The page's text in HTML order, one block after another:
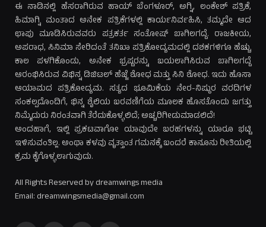
ಈ ನಾಡಿನಲ್ಲಿ ಹೆಸರಾಗಿರುವ ಹಾಯ್ ಬೆಂಗಳೂರ್, ಅಗ್ನಿ, ಲಂಕೇಶ್ ಪತ್ರಿಕೆ,
ಹಿಮಾಗ್ನಿ ಮಂತಾದ ಅನೇಕ ಪತ್ರಿಕೆಗಳಲ್ಲಿ ಕಾರ್ಯನಿರ್ವಹಿಸಿ, ತಮ್ಮದೇ ಆದ
ಛಾಪು ಮೂಡಿಸಿರುವವರು ಪತ್ರಕರ್ತ ಸಂತೋಷ್ ಬಾಗಿಲಗದ್ದೆ. ರಾಜಕೀಯ,
ಅಪರಾಧ, ಸಿನಿಮಾ ಸೇರಿದಂತೆ ತನಿಖಾ ಪತ್ರಿಕೋದ್ಯಮದಲ್ಲಿ ದಶಕಗಳಿಗೂ ಹೆಚ್ಚು
ಕಾಲ ಪಳಗಿಕೊಂಡು, ಅನೇಕ ಭ್ರಷ್ಟರನ್ನು ಬಯಲಾಗಿಸಿರುವ ಬಾಗಿಲಗದ್ದೆ
ಆರಂಭಿಸಿರುವ ವಿಭಿನ್ನ ಡಿಜಿಟಲ್ ಹೆಜ್ಜೆ ಶೋಧ ಮತ್ತು ಸಿನಿ ಶೋಧ. ಇದು ಹೊಸಾ
ಆಯಾಮದ ಪತ್ರಿಕೋದ್ಯಮ. ಸತ್ಯದ ಭೂಮಿಕೆಯ ನೇರ-ನಿಷ್ಠುರ ವರದಿಗಳ
ಸಂಕಲ್ಪದೊಂದಿಗೆ, ಭಿನ್ನ ಶೈಲಿಯ ಬರವಣಿಗೆಯ ಮೂಲಕ ಹೊಸತೊಂದು ಜಗತ್ತು
ನಿಮ್ಮೆದುರು ನಿರಂತವಾಗಿ ತೆರೆದುಕೊಳ್ಳಲಿದೆ; ಅಚ್ಚರಿಗೀಡುಮಾಡಲಿದೆ!
ಅಂದಹಾಗೆ, ಇಲ್ಲಿ ಪ್ರಕಟವಾಗೋ ಯಾವುದೇ ಬರಹಗಳನ್ನು ಯಾರೂ ಭಟ್ಟಿ
ಇಳಿಸುವಂತಿಲ್ಲ. ಅಂಥಾ ಕಳವು ವೃತ್ತಾಂತ ಗಮನಕ್ಕೆ ಬಂದರೆ ಕಾನೂನು ರೀತಿಯಲ್ಲಿ
ಕ್ರಮ ಕೈಗೊಳ್ಳಲಾಗುವುದು.
All Rights Reserved by dreamwings media
Email: dreamwingsmedia@gmail.com